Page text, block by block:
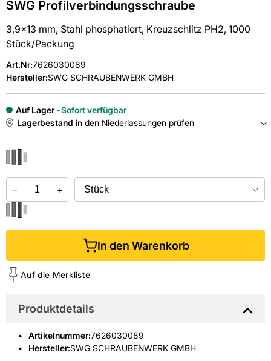
SWG Profilverbindungsschraube
3,9x13 mm, Stahl phosphatiert, Kreuzschlitz PH2, 1000
Stück/Packung
Art.Nr:7626030089
Hersteller:SWG SCHRAUBENWERK GMBH
Auf Lager
Sofort verfügbar
Lagerbestand in den Niederlassungen prüfen
Online kaufen &kostenlos
− +
In den Warenkorb
Auf die Merkliste
Produktdetails
Artikelnummer:7626030089
Hersteller:SWG SCHRAUBENWERK GMBH